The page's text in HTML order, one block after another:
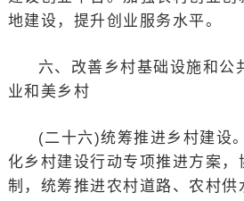
地建设，提升创业服务水平。
六、改善乡村基础设施和公
业和美乡村
(二十六)统筹推进乡村建设
化乡村建设行动专项推进方案，
制，统筹推进农村道路、农村供